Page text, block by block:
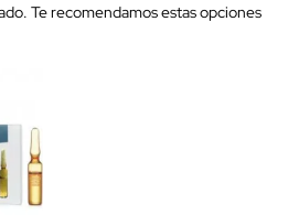
Te recomendamos estas opciones